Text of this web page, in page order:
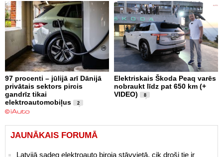
97 procenti – jūlijā arī Dānijā
privātais sektors pircis
gandrīz tikai
elektroautomobiļus
2
Elektriskais Škoda Peaq varēs
nobraukt līdz pat 650 km (+
VIDEO)
8
JAUNĀKAIS FORUMĀ
Latvijā sadeg elektroauto biroja stāvvietā, cik droši tie ir